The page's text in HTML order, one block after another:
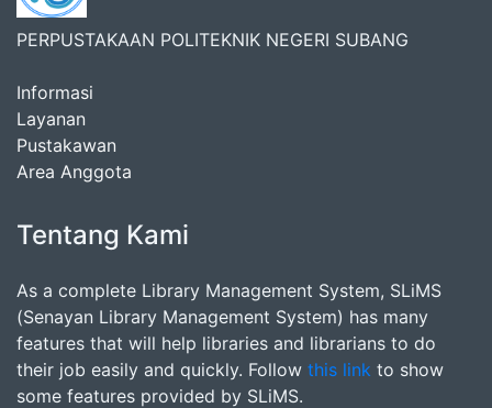
PERPUSTAKAAN POLITEKNIK NEGERI SUBANG
Informasi
Layanan
Pustakawan
Area Anggota
Tentang Kami
As a complete Library Management System, SLiMS
(Senayan Library Management System) has many
features that will help libraries and librarians to do
their job easily and quickly. Follow this link to show
some features provided by SLiMS.